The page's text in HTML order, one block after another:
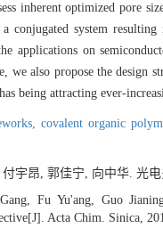
inherent optimized pore
a conjugated system
applications on
we also propose the design
being attracting ever-
covalent organic
付宇昂, 郭佳宁, 向中华. 光
Fu Yu'ang, Guo
Acta Chim. Sinica,